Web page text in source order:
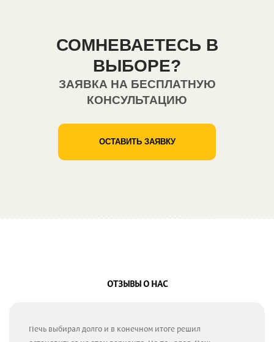
СОМНЕВАЕТЕСЬ В
ВЫБОРЕ?
ЗАЯВКА НА БЕСПЛАТНУЮ
КОНСУЛЬТАЦИЮ
ОСТАВИТЬ ЗАЯВКУ
ОТЗЫВЫ О НАС
Печь выбирал долго и в конечном итоге решил